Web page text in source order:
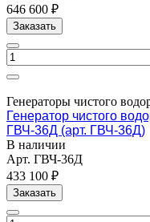
646 600 ₽
Заказать
Генераторы чистого
Генератор чистого
ГВЧ-36Д (арт. ГВЧ-36Д)
В наличии
Арт. ГВЧ-36Д
433 100 ₽
Заказать